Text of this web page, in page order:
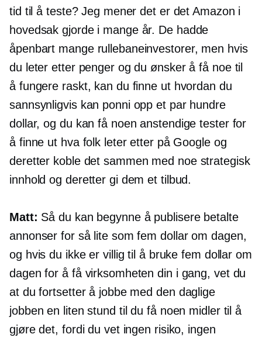
tid til å teste? Jeg mener det er det Amazon i
hovedsak gjorde i mange år. De hadde
åpenbart mange rullebaneinvestorer, men hvis
du leter etter penger og du ønsker å få noe til
å fungere raskt, kan du finne ut hvordan du
sannsynligvis kan ponni opp et par hundre
dollar, og du kan få noen anstendige tester for
å finne ut hva folk leter etter på Google og
deretter koble det sammen med noe strategisk
innhold og deretter gi dem et tilbud.
Matt: Så du kan begynne å publisere betalte
annonser for så lite som fem dollar om dagen,
og hvis du ikke er villig til å bruke fem dollar om
dagen for å få virksomheten din i gang, vet du
at du fortsetter å jobbe med den daglige
jobben en liten stund til du få noen midler til å
gjøre det, fordi du vet ingen risiko, ingen